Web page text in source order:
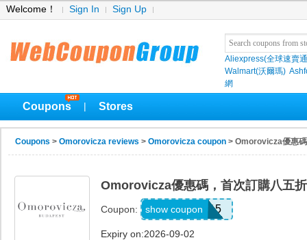
Welcome！ Sign In Sign Up
Aliexpress(全球速賣
Walmart(沃爾瑪)
網
Coupons Stores
Coupons > Omorovicza reviews > Omorovicza coupon > Omorovicza優惠
Omorovicza優惠碼，首次訂購八五
Coupon: WELCOME15
show coupon
Expiry on:2026-09-02